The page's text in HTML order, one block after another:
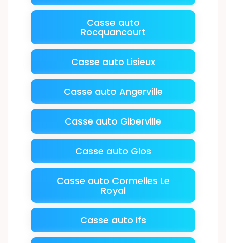
Casse auto
Rocquancourt
Casse auto Lisieux
Casse auto Angerville
Casse auto Giberville
Casse auto Glos
Casse auto Cormelles Le
Royal
Casse auto Ifs